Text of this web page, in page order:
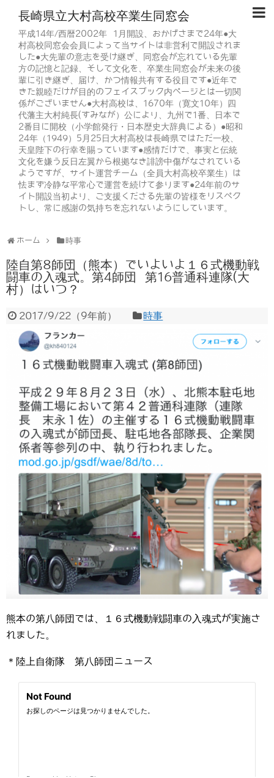
長崎県立大村高校卒業生同窓会
平成14年/西暦2002年 1月開設、おかげさまで24年●大
村高校同窓会会員によって当サイトは非営利で開設されま
した●大先輩の意志を受け継ぎ、同窓会が忘れている先輩
方の記憶と記録、そして文化を、卒業生同窓会が未来の後
輩に引き継ぎ、届け、かつ情報共有する役目です●近年で
きた親睦だけが目的のフェイスブック内ページとは一切関
係がございません●大村高校は、1670年（寛文10年）四
代藩主大村純長(すみなが）公により、九州で1番、日本で
2番目に開校（小学館発行・日本歴史大辞典による）●昭和
24年（1949）5月25日大村高校は長崎県ではただ一校、
天皇陛下の行幸を賜っています●感情だけで、事実と伝統
文化を嫌う反日左翼から根拠なき誹謗中傷がなされている
ようですが、サイト運営チーム（全員大村高校卒業生）は
怯まず冷静な平常心で運営を続けて参ります●24年前のサ
イト開設当初より、ご支援くださる先輩の皆様をリスペク
トし、常に感謝の気持ちを忘れないようにしています。
ホーム 時事
陸自第8師団（熊本）でいよいよ１６式機動戦
闘車の入魂式。第4師団 第16普通科連隊(大
村）はいつ？
2017/9/22（9年前） 時事
熊本の第八師団では、１６式機動戦闘車の入魂式が実施さ
れました。
＊陸上自衛隊 第八師団ニュース